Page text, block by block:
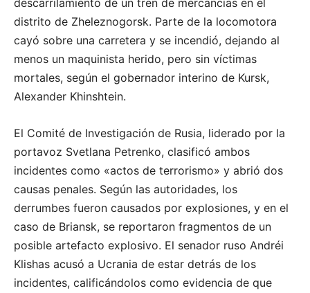
descarrilamiento de un tren de mercancías en el
distrito de Zheleznogorsk. Parte de la locomotora
cayó sobre una carretera y se incendió, dejando al
menos un maquinista herido, pero sin víctimas
mortales, según el gobernador interino de Kursk,
Alexander Khinshtein.
El Comité de Investigación de Rusia, liderado por la
portavoz Svetlana Petrenko, clasificó ambos
incidentes como «actos de terrorismo» y abrió dos
causas penales. Según las autoridades, los
derrumbes fueron causados por explosiones, y en el
caso de Briansk, se reportaron fragmentos de un
posible artefacto explosivo. El senador ruso Andréi
Klishas acusó a Ucrania de estar detrás de los
incidentes, calificándolos como evidencia de que